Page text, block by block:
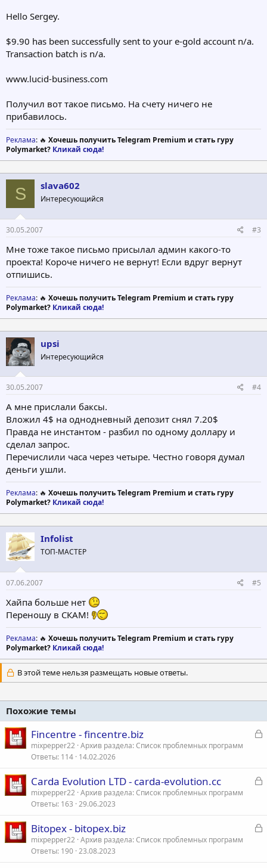
Hello Sergey.
$9.90 has been successfully sent to your e-gold account n/a.
Transaction batch is n/a.
www.lucid-business.com
Получил вот такое письмо. На счету ничего не
прибавилось.
Реклама: 🔥 Хочешь получить Telegram Premium и стать гуру
Polymarket? Кликай сюда!
S slava602
Интересующийся
30.05.2007 #3
Мне тоже такое письмо присылал админ какого-то
проекта! Короче ничего не вернут! Если вдруг вернут
отпишись.
Реклама: 🔥 Хочешь получить Telegram Premium и стать гуру
Polymarket? Кликай сюда!
upsi
Интересующийся
30.05.2007 #4
А мне прислали баксы.
Вложил 4$ на однодневный депозит снял 7.20$
Правда не инстантом - разбил по одному доллару и
сделал запрос.
Перечислили часа через четыре. Честно говоря думал
деньги ушли.
Реклама: 🔥 Хочешь получить Telegram Premium и стать гуру
Polymarket? Кликай сюда!
Infolist
ТОП-МАСТЕР
07.06.2007 #5
Хайпа больше нет
Переношу в СКАМ!
Реклама: 🔥 Хочешь получить Telegram Premium и стать гуру
Polymarket? Кликай сюда!
В этой теме нельзя размещать новые ответы.
Похожие темы
З
Fincentre - fincentre.biz
mixpepper22 Архив раздела: Список проблемных программ
Ответы 114 14.02.2026
З
Carda Evolution LTD - carda-evolution.cc
mixpepper22 Архив раздела: Список проблемных программ
Ответы 163 29.06.2023
З
Bitopex - bitopex.biz
mixpepper22 Архив раздела: Список проблемных программ
Ответы 190 23.08.2023